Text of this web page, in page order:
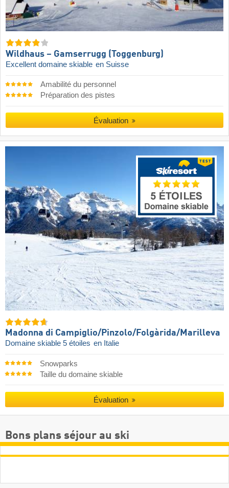
Wildhaus – Gamserrugg (Toggenburg)
Excellent domaine skiable en Suisse
Amabilité du personnel
Préparation des pistes
Évaluation
Madonna di Campiglio/​Pinzolo/​Folgàrida/​Marilleva
Domaine skiable 5 étoiles en Italie
Snowparks
Taille du domaine skiable
Évaluation
Bons plans séjour au ski